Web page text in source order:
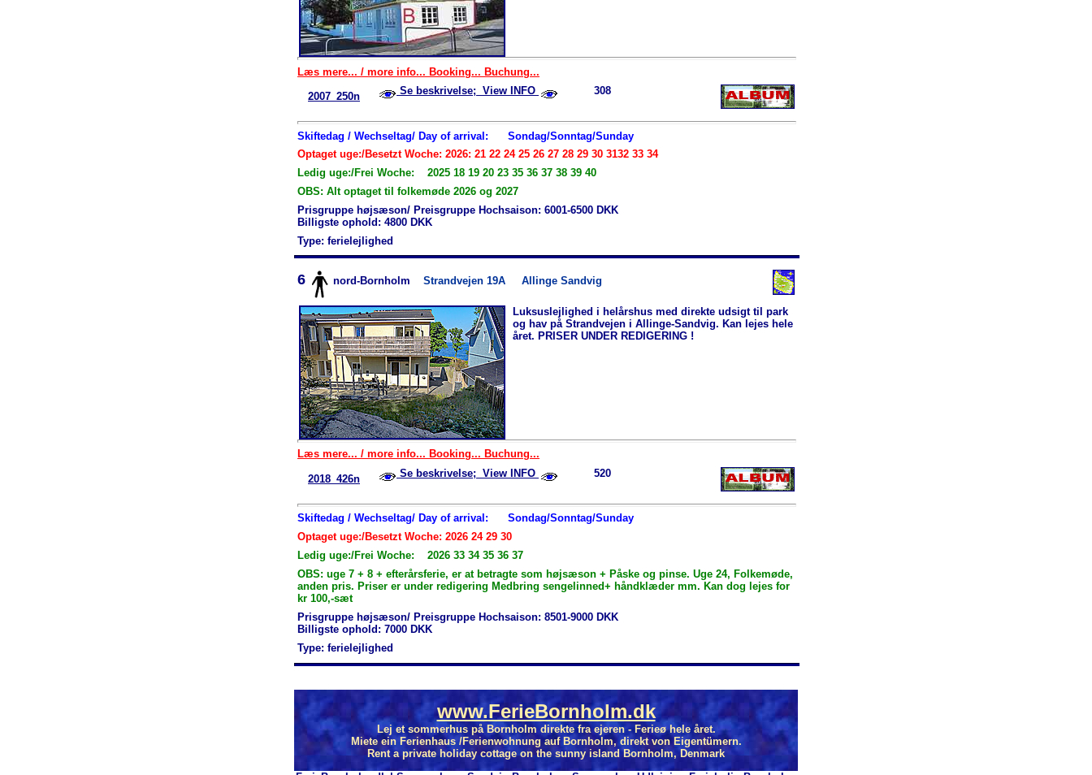
Læs mere... / more info... Booking... Buchung...
2007_250n Se beskrivelse; View INFO 308
Skiftedag / Wechseltag/ Day of arrival: Sondag/Sonntag/Sunday
Optaget uge:/Besetzt Woche: 2026: 21 22 24 25 26 27 28 29 30 3132 33 34
Ledig uge:/Frei Woche: 2025 18 19 20 23 35 36 37 38 39 40
OBS: Alt optaget til folkemøde 2026 og 2027
Prisgruppe højsæson/ Preisgruppe Hochsaison: 6001-6500 DKK
Billigste ophold: 4800 DKK
Type: ferielejlighed
6 nord-Bornholm Strandvejen 19A Allinge Sandvig
Luksuslejlighed i helårshus med direkte udsigt til park
og hav på Strandvejen i Allinge-Sandvig. Kan lejes hele
året. PRISER UNDER REDIGERING !
Læs mere... / more info... Booking... Buchung...
2018_426n Se beskrivelse; View INFO 520
Skiftedag / Wechseltag/ Day of arrival: Sondag/Sonntag/Sunday
Optaget uge:/Besetzt Woche: 2026 24 29 30
Ledig uge:/Frei Woche: 2026 33 34 35 36 37
OBS: uge 7 + 8 + efterårsferie, er at betragte som højsæson + Påske og pinse. Uge 24, Folkemøde,
anden pris. Priser er under redigering Medbring sengelinned+ håndklæder mm. Kan dog lejes for
kr 100,-sæt
Prisgruppe højsæson/ Preisgruppe Hochsaison: 8501-9000 DKK
Billigste ophold: 7000 DKK
Type: ferielejlighed
www.FerieBornholm.dk
Lej et sommerhus på Bornholm direkte fra ejeren - Ferieø hele året.
Miete ein Ferienhaus /Ferienwohnung auf Bornholm, direkt von Eigentümern.
Rent a private holiday cottage on the sunny island Bornholm, Denmark